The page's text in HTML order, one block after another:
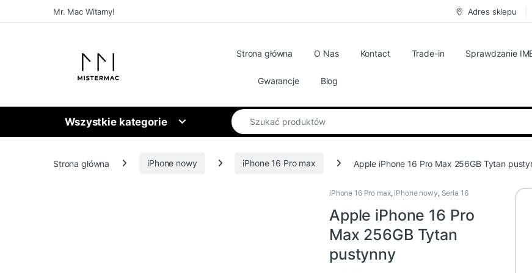
Skip to navigation
Skip to contentMr. Mac Witamy! Adres sklepu
Strona główna O Nas Kontact Trade-in Sprawdzanie
Gwarancje Blog
Wszystkie kategorie
Search for:
Strona główna iPhone nowy iPhone 16 Pro max Apple iPhone 16 Pro Max 256GB Tytan
iPhone 16 Pro max, iPhone nowy, Seria 16
Apple iPhone 16 Pro
Max 256GB Tytan
pustynny